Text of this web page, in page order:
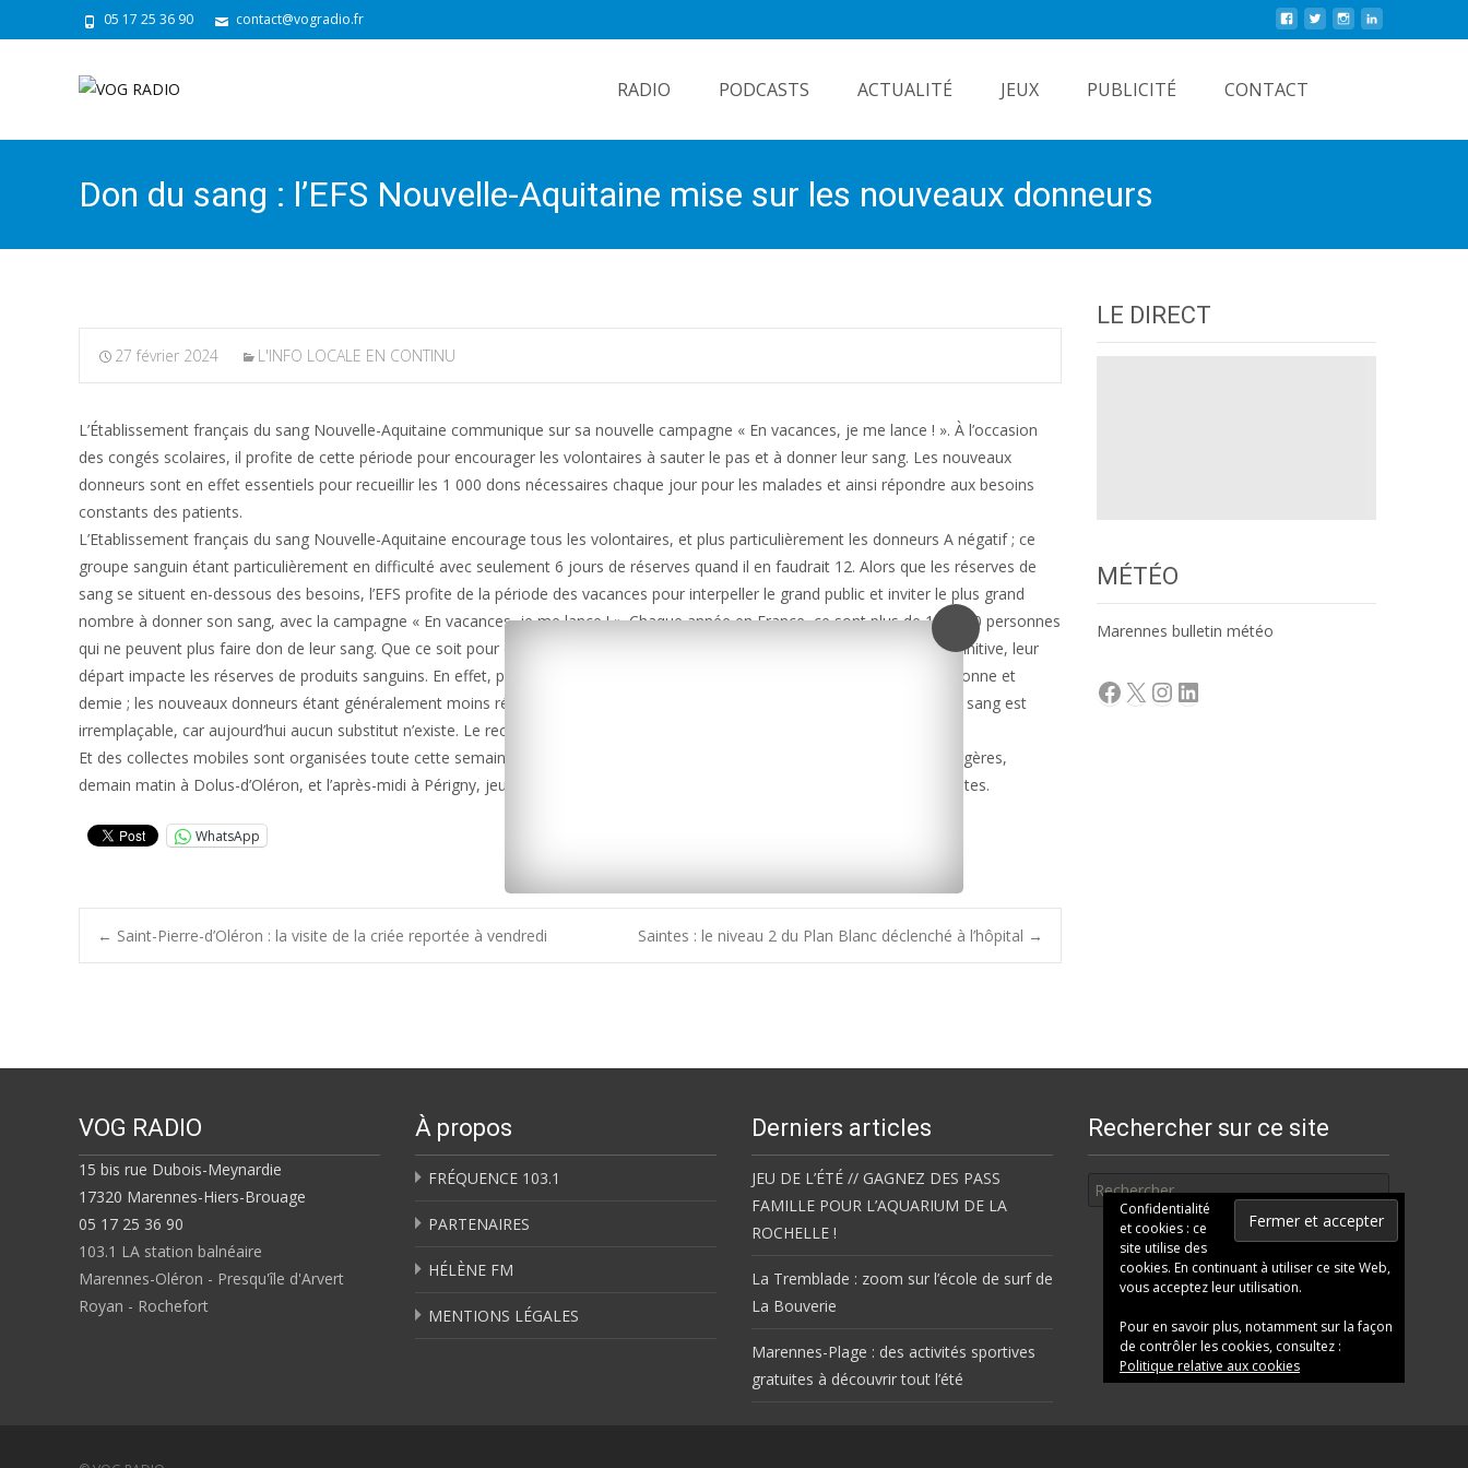
05 17 25 36 90 contact@vogradio.fr
RADIO PODCASTS ACTUALITÉ JEUX PUBLICITÉ CONTACT
Don du sang : l’EFS Nouvelle-Aquitaine mise sur les nouveaux donneurs
27 février 2024 L'INFO LOCALE EN CONTINU
L’Établissement français du sang Nouvelle-Aquitaine communique sur sa nouvelle campagne « En vacances, je me lance ! ». À l’occasion
des congés scolaires, il profite de cette période pour encourager les volontaires à sauter le pas et à donner leur sang. Les nouveaux
donneurs sont en effet essentiels pour recueillir les 1 000 dons nécessaires chaque jour pour les malades et ainsi répondre aux besoins
constants des patients.
L’Etablissement français du sang Nouvelle-Aquitaine encourage tous les volontaires, et plus particulièrement les donneurs A négatif ; ce
groupe sanguin étant particulièrement en difficulté avec seulement 6 jours de réserves quand il en faudrait 12. Alors que les réserves de
sang se situent en-dessous des besoins, l’EFS profite de la période des vacances pour interpeller le grand public et inviter le plus grand
nombre à donner son sang, avec la campagne « En vacances, je me lance ! ». Chaque année en France, ce sont plus de 170 000 personnes
qui ne peuvent plus faire don de leur sang. Que ce soit pour des raisons d’âge limite ou pour toute autre contre-indication définitive, leur
départ impacte les réserves de produits sanguins. En effet, pour 1 donneur qui sort des fichiers de l’EFS, il faut recruter 1 personne et
demie ; les nouveaux donneurs étant généralement moins réguliers que les plus anciens. Rappelons également que le don de sang est
irremplaçable, car aujourd’hui aucun substitut n’existe. Le recrutement de nouveaux donneurs est donc indispensable.
Et des collectes mobiles sont organisées toute cette semaine en Charente-Maritime : ce matin à Saujon, cet après-midi à Surgères,
demain matin à Dolus-d’Oléron, et l’après-midi à Périgny, jeudi après-midi à Puilboreau, et vendredi à la Maison du don à Saintes.
WhatsApp
Post
← Saint-Pierre-d’Oléron : la visite de la criée reportée à vendredi Saintes : le niveau 2 du Plan Blanc déclenché à l’hôpital →
LE DIRECT
MÉTÉO
Marennes bulletin météo
Facebook
X Instagram
LinkedIn
VOG RADIO
15 bis rue Dubois-Meynardie
17320 Marennes-Hiers-Brouage
05 17 25 36 90
103.1 LA station balnéaire
Marennes-Oléron - Presqu'île d'Arvert
Royan - Rochefort
À propos
FRÉQUENCE 103.1
PARTENAIRES
HÉLÈNE FM
MENTIONS LÉGALES
Derniers articles
JEU DE L’ÉTÉ // GAGNEZ DES PASS
FAMILLE POUR L’AQUARIUM DE LA
ROCHELLE !
La Tremblade : zoom sur l’école de surf de
La Bouverie
Marennes-Plage : des activités sportives
gratuites à découvrir tout l’été
Rechercher sur ce site
Confidentialité
et cookies : ce
site utilise des
cookies. En continuant à utiliser ce site Web,
vous acceptez leur utilisation.
Pour en savoir plus, notamment sur la façon
de contrôler les cookies, consultez :
Politique relative aux cookies